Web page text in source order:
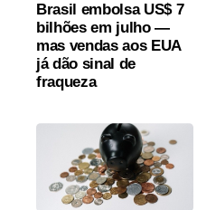
Brasil embolsa US$ 7
bilhões em julho —
mas vendas aos EUA
já dão sinal de
fraqueza